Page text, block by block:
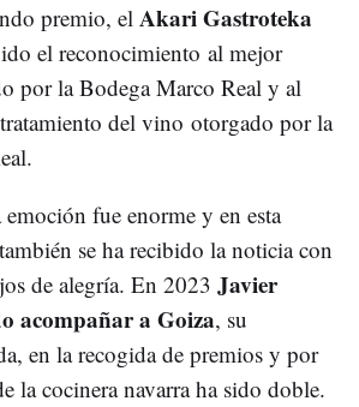
premio, el Akari Gastroteka
el reconocimiento al mejor
por la Bodega Marco Real y al
del vino otorgado por la
fue enorme y en esta
se ha recibido la noticia con
de alegría. En 2023 Javier
acompañar a Goiza, su
en la recogida de premios y por
la cocinera navarra ha sido doble.